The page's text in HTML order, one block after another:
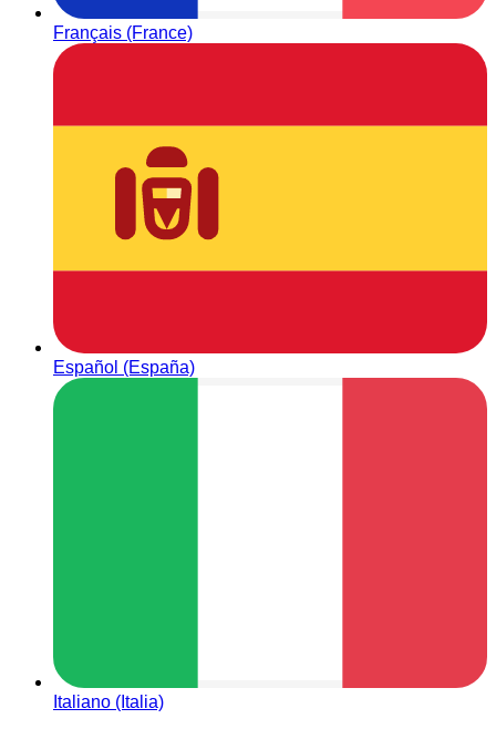
Français (France)
Español (España)
Italiano (Italia)